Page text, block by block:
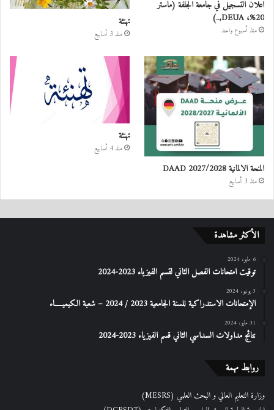
اعلان التسجيل في جامعة الجلفة (ماستر
20%، DEUA,..)
منذ أسبوع واحد
تهنئة
منذ 3 أسابيع
المنحة الالمانية DAAD 2027/2028
منذ 3 أسابيع
تهنئة
منذ 4 أسابيع
الأكثر مشاهدة
6 مايو، 2024
توقيت امتحانات الفصل الثاني لقسم الفيزياء 2023-2024
3 يونيو، 2024
الإمتحانات الاستدراكیة للسنة الجامعیة 2023 / 2024 – شعبة الكیمیـــــاء
31 مايو، 2024
نتائج مداولات السداسي الثاني قسم الفيزياء 2023-2024
روابط مهمة
وزارة التعليم العالي و البحث العلمي (MESRS)